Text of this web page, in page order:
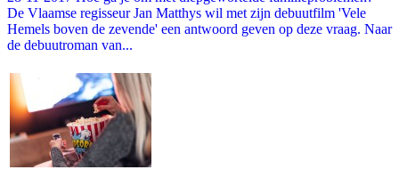
De Vlaamse regisseur Jan Matthys wil met zijn debuutfilm 'Vele
Hemels boven de zevende' een antwoord geven op deze vraag. Naar
de debuutroman van...